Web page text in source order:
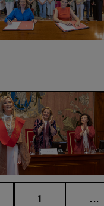
Página
1 ...